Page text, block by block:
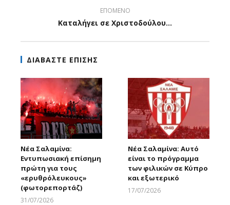
ΕΠΟΜΕΝΟ
Καταλήγει σε Χριστοδούλου…
ΔΙΑΒΑΣΤΕ ΕΠΙΣΗΣ
Νέα Σαλαμίνα:
Εντυπωσιακή επίσημη
πρώτη για τους
«ερυθρόλευκους»
(φωτορεπορτάζ)
31/07/2026
Νέα Σαλαμίνα: Αυτό
είναι το πρόγραμμα
των φιλικών σε Κύπρο
και εξωτερικό
17/07/2026